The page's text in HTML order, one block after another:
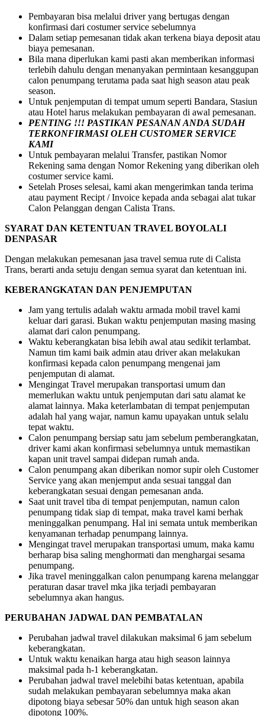
Pembayaran bisa melalui driver yang bertugas dengan
konfirmasi dari costumer service sebelumnya
Dalam setiap pemesanan tidak akan terkena biaya deposit atau
biaya pemesanan.
Bila mana diperlukan kami pasti akan memberikan informasi
terlebih dahulu dengan menanyakan permintaan kesanggupan
calon penumpang terutama pada saat high season atau peak
season.
Untuk penjemputan di tempat umum seperti Bandara, Stasiun
atau Hotel harus melakukan pembayaran di awal pemesanan.
PENTING !!! PASTIKAN PESANAN ANDA SUDAH
TERKONFIRMASI OLEH CUSTOMER SERVICE
KAMI
Untuk pembayaran melalui Transfer, pastikan Nomor
Rekening sama dengan Nomor Rekening yang diberikan oleh
costumer service kami.
Setelah Proses selesai, kami akan mengerimkan tanda terima
atau payment Recipt / Invoice kepada anda sebagai alat tukar
Calon Pelanggan dengan Calista Trans.
SYARAT DAN KETENTUAN TRAVEL BOYOLALI
DENPASAR
Dengan melakukan pemesanan jasa travel semua rute di Calista
Trans, berarti anda setuju dengan semua syarat dan ketentuan ini.
KEBERANGKATAN DAN PENJEMPUTAN
Jam yang tertulis adalah waktu armada mobil travel kami
keluar dari garasi. Bukan waktu penjemputan masing masing
alamat dari calon penumpang.
Waktu keberangkatan bisa lebih awal atau sedikit terlambat.
Namun tim kami baik admin atau driver akan melakukan
konfirmasi kepada calon penumpang mengenai jam
penjemputan di alamat.
Mengingat Travel merupakan transportasi umum dan
memerlukan waktu untuk penjemputan dari satu alamat ke
alamat lainnya. Maka keterlambatan di tempat penjemputan
adalah hal yang wajar, namun kamu upayakan untuk selalu
tepat waktu.
Calon penumpang bersiap satu jam sebelum pemberangkatan,
driver kami akan konfirmasi sebelumnya untuk memastikan
kapan unit travel sampai didepan rumah anda.
Calon penumpang akan diberikan nomor supir oleh Customer
Service yang akan menjemput anda sesuai tanggal dan
keberangkatan sesuai dengan pemesanan anda.
Saat unit travel tiba di tempat penjemputan, namun calon
penumpang tidak siap di tempat, maka travel kami berhak
meninggalkan penumpang. Hal ini semata untuk memberikan
kenyamanan terhadap penumpang lainnya.
Mengingat travel merupakan transportasi umum, maka kamu
berharap bisa saling menghormati dan menghargai sesama
penumpang.
Jika travel meninggalkan calon penumpang karena melanggar
peraturan dasar travel mka jika terjadi pembayaran
sebelumnya akan hangus.
PERUBAHAN JADWAL DAN PEMBATALAN
Perubahan jadwal travel dilakukan maksimal 6 jam sebelum
keberangkatan.
Untuk waktu kenaikan harga atau high season lainnya
maksimal pada h-1 keberangkatan.
Perubahan jadwal travel melebihi batas ketentuan, apabila
sudah melakukan pembayaran sebelumnya maka akan
dipotong biaya sebesar 50% dan untuk high season akan
dipotong 100%.